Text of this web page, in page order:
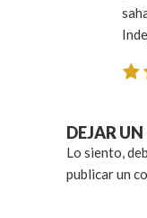
DEJAR
Lo siento,
publicar un